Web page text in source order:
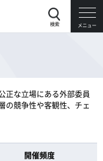
検索 メニュー
正な立場にある外部委員
の競争性や客観性、チェ
開催頻度